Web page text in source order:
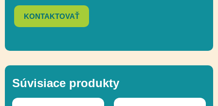
KONTAKTOVAŤ
Súvisiace produkty